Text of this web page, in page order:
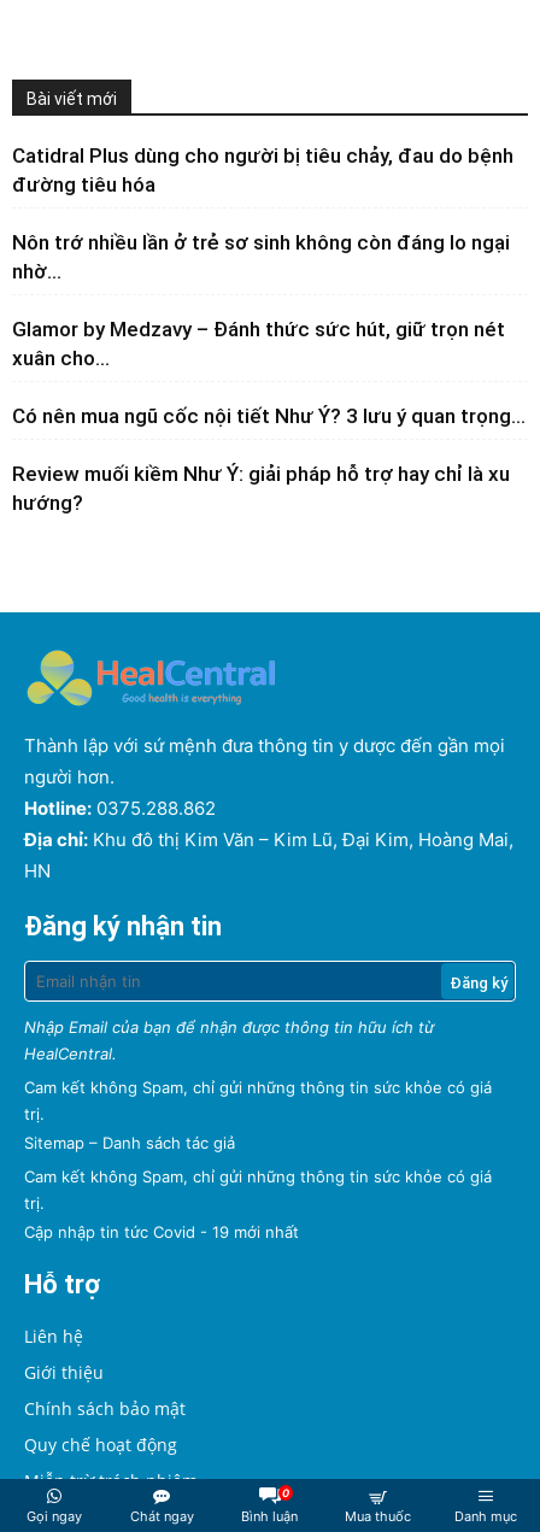
Bài viết mới
Catidral Plus dùng cho người bị tiêu chảy, đau do bệnh
đường tiêu hóa
Nôn trớ nhiều lần ở trẻ sơ sinh không còn đáng lo ngại
nhờ...
Glamor by Medzavy – Đánh thức sức hút, giữ trọn nét
xuân cho...
Có nên mua ngũ cốc nội tiết Như Ý? 3 lưu ý quan trọng...
Review muối kiềm Như Ý: giải pháp hỗ trợ hay chỉ là xu
hướng?
Thành lập với sứ mệnh đưa thông tin y dược đến gần mọi
người hơn.
Hotline: 0375.288.862
Địa chỉ: Khu đô thị Kim Văn – Kim Lũ, Đại Kim, Hoàng Mai,
HN
Đăng ký nhận tin
Nhập Email của bạn để nhận được thông tin hữu ích từ
HealCentral.
Cam kết không Spam, chỉ gửi những thông tin sức khỏe có giá
trị.
Sitemap – Danh sách tác giả
Cam kết không Spam, chỉ gửi những thông tin sức khỏe có giá
trị.
Cập nhập tin tức Covid - 19 mới nhất
Hỗ trợ
Liên hệ
Giới thiệu
Chính sách bảo mật
Quy chế hoạt động
Miễn trừ trách nhiệm
Chính sách quảng cáo
Gọi ngay Chát ngay
0
Bình luận Mua thuốc Danh mục